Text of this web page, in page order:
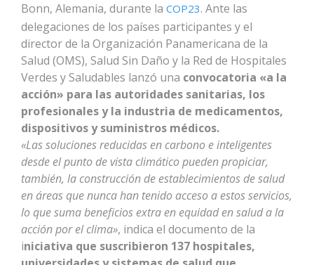
Bonn, Alemania, durante la COP23. Ante las
delegaciones de los países participantes y el
director de la Organización Panamericana de la
Salud (OMS), Salud Sin Daño y la Red de Hospitales
Verdes y Saludables lanzó una convocatoria «a la
acción» para las autoridades sanitarias, los
profesionales y la industria de medicamentos,
dispositivos y suministros médicos.
«Las soluciones reducidas en carbono e inteligentes
desde el punto de vista climático pueden propiciar,
también, la construcción de establecimientos de salud
en áreas que nunca han tenido acceso a estos servicios,
lo que suma beneficios extra en equidad en salud a la
acción por el clima», indica el documento de la
iniciativa que suscribieron 137 hospitales,